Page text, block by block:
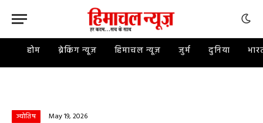
होम ब्रेकिंग न्यूज़ हिमाचल न्यूज़ जुर्म दुनिया
ज्योतिष May 19, 2026